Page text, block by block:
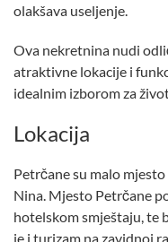
olakšava useljenje.
Ova nekretnina nudi
atraktivne lokacije i
idealnim izborom za
Lokacija
Petrčane su malo
Nina. Mjesto Petrčane
hotelskom smještaju, te
je i turizam na zavidnoj